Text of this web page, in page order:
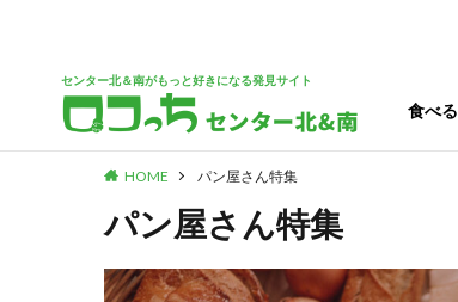
センター北＆南がもっと好きになる発見サイト
食べる
HOME パン屋さん特集
パン屋さん特集